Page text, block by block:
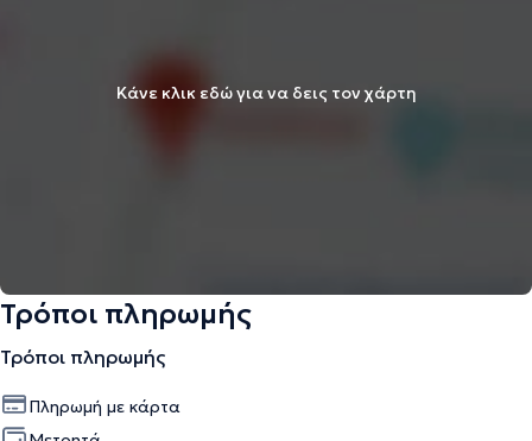
Κάνε κλικ εδώ για να δεις τον χάρτη
Τρόποι πληρωμής
Τρόποι πληρωμής
Πληρωμή με κάρτα